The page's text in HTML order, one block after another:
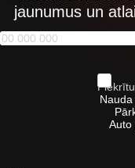
jaunumus un
Auto